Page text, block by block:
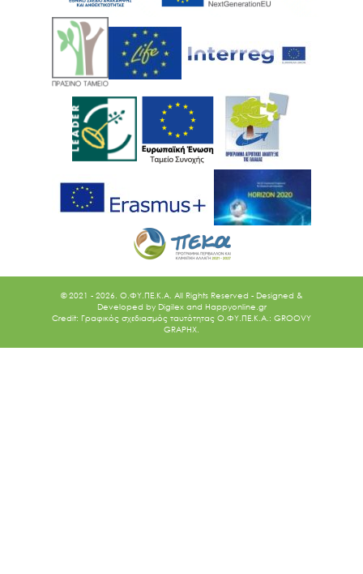
© 2021 - 2026. O.ΦΥ.ΠΕ.Κ.Α. All Rights Reserved - Designed &
Developed by Digilex and Happyonline.gr
Credit: Γραφικός σχεδιασμός ταυτότητας Ο.ΦΥ.ΠΕ.Κ.Α.: GROOVY
GRAPHX.